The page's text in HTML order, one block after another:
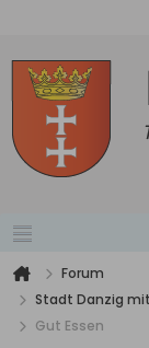
Forum
Stadt Danzig
Gut Essen